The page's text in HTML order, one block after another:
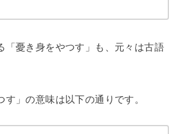
「憂き身をやつす」も、元々は古語
」の意味は以下の通りです。